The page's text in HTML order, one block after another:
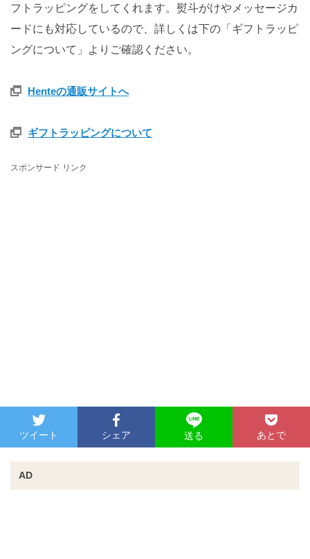
フトラッピングをしてくれます。熨斗がけやメッセージカ
ードにも対応しているので、詳しくは下の「ギフトラッピ
ングについて」よりご確認ください。
Henteの通販サイトへ
ギフトラッピングについて
スポンサード リンク
ツイート シェア 送る あとで
AD